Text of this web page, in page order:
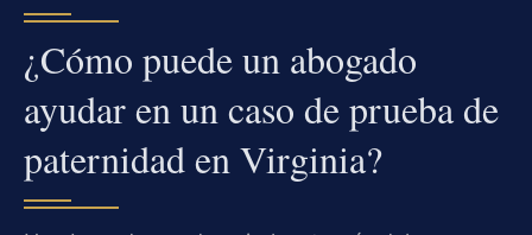
¿Cómo puede un abogado
ayudar en un caso de prueba de
paternidad en Virginia?